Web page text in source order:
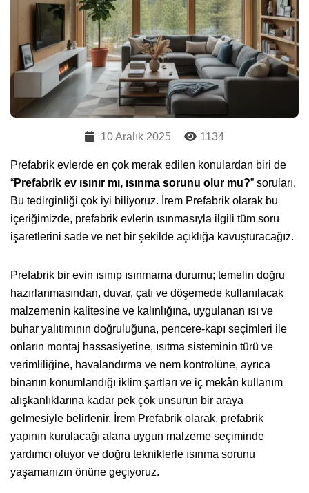
10 Aralık 2025 1134
Prefabrik evlerde en çok merak edilen konulardan biri de
“Prefabrik ev ısınır mı, ısınma sorunu olur mu?” soruları.
Bu tedirginliği çok iyi biliyoruz. İrem Prefabrik olarak bu
içeriğimizde, prefabrik evlerin ısınmasıyla ilgili tüm soru
işaretlerini sade ve net bir şekilde açıklığa kavuşturacağız.
Prefabrik bir evin ısınıp ısınmama durumu; temelin doğru
hazırlanmasından, duvar, çatı ve döşemede kullanılacak
malzemenin kalitesine ve kalınlığına, uygulanan ısı ve
buhar yalıtımının doğruluğuna, pencere-kapı seçimleri ile
onların montaj hassasiyetine, ısıtma sisteminin türü ve
verimliliğine, havalandırma ve nem kontrolüne, ayrıca
binanın konumlandığı iklim şartları ve iç mekân kullanım
alışkanlıklarına kadar pek çok unsurun bir araya
gelmesiyle belirlenir. İrem Prefabrik olarak, prefabrik
yapının kurulacağı alana uygun malzeme seçiminde
yardımcı oluyor ve doğru tekniklerle ısınma sorunu
yaşamanızın önüne geçiyoruz.